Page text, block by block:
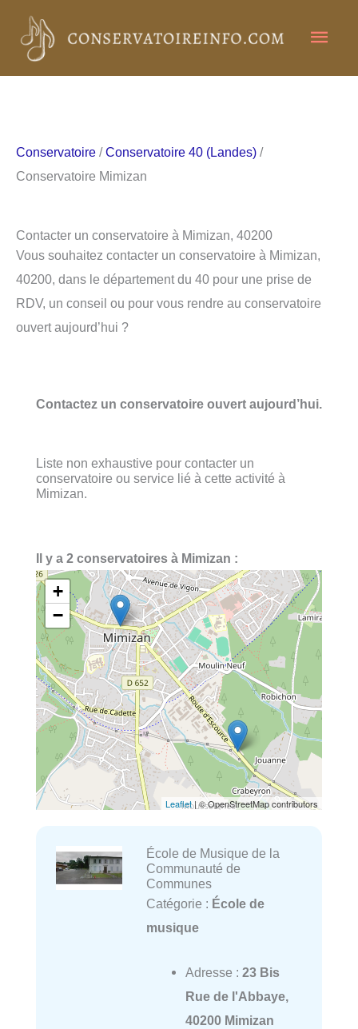
contenu
Conservatoire /Conservatoire 40 (Landes) /
Conservatoire Mimizan
Contacter un conservatoire à Mimizan, 40200
Vous souhaitez contacter un conservatoire à Mimizan,
40200, dans le département du 40 pour une prise de
RDV, un conseil ou pour vous rendre au conservatoire
ouvert aujourd’hui ?
Contactez un conservatoire ouvert aujourd’hui.
Liste non exhaustive pour contacter un
conservatoire ou service lié à cette activité à
Mimizan.
Il y a 2 conservatoires à Mimizan :
+
−
Leaflet| © OpenStreetMap contributors
École de Musique de la
Communauté de
Communes
Catégorie : École de
musique
Adresse : 23 Bis
Rue de l'Abbaye,
40200 Mimizan